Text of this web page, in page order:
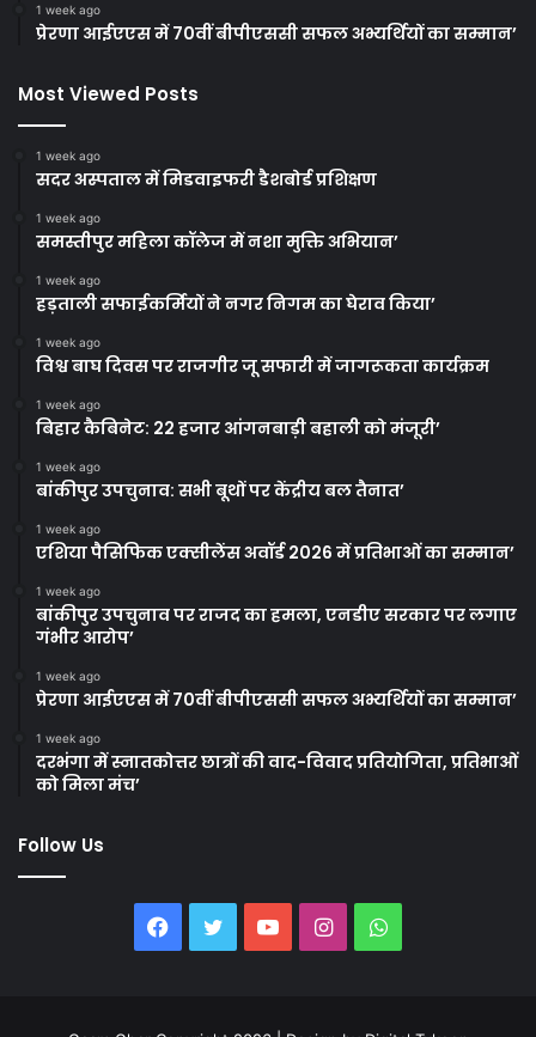
1 week ago
प्रेरणा आईएएस में 70वीं बीपीएससी सफल अभ्यर्थियों का सम्मान’
Most Viewed Posts
1 week ago
सदर अस्पताल में मिडवाइफरी डैशबोर्ड प्रशिक्षण
1 week ago
समस्तीपुर महिला कॉलेज में नशा मुक्ति अभियान’
1 week ago
हड़ताली सफाईकर्मियों ने नगर निगम का घेराव किया’
1 week ago
विश्व बाघ दिवस पर राजगीर जू सफारी में जागरूकता कार्यक्रम
1 week ago
बिहार कैबिनेट: 22 हजार आंगनबाड़ी बहाली को मंजूरी’
1 week ago
बांकीपुर उपचुनाव: सभी बूथों पर केंद्रीय बल तैनात’
1 week ago
एशिया पैसिफिक एक्सीलेंस अवॉर्ड 2026 में प्रतिभाओं का सम्मान’
1 week ago
बांकीपुर उपचुनाव पर राजद का हमला, एनडीए सरकार पर लगाए
गंभीर आरोप’
1 week ago
प्रेरणा आईएएस में 70वीं बीपीएससी सफल अभ्यर्थियों का सम्मान’
1 week ago
दरभंगा में स्नातकोत्तर छात्रों की वाद-विवाद प्रतियोगिता, प्रतिभाओं
को मिला मंच’
Follow Us
Facebook
TwitterYouTubeInstagramWhatsApp